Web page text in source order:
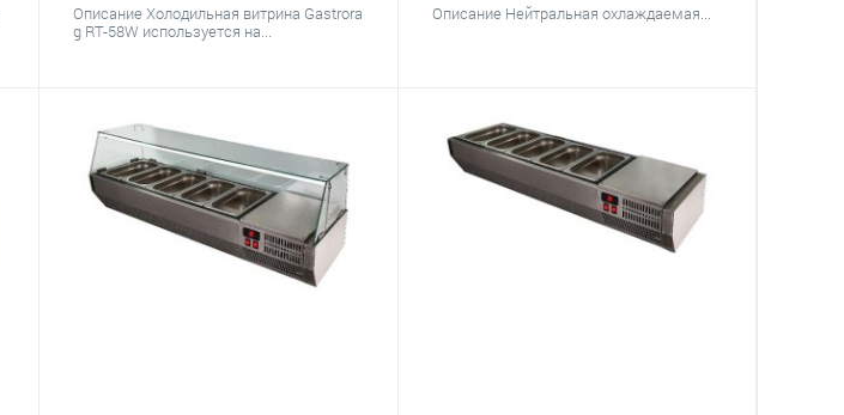
Описание Холодильная витрина Gastrora
g RT-58W используется на...
Описание Нейтральная охлаждаемая...